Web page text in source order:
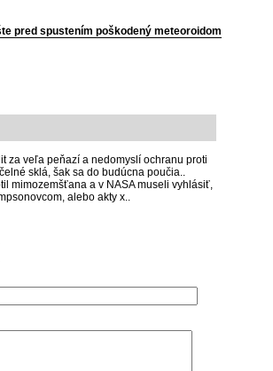
pred spustením poškodený meteoroidom
za veľa peňazí a nedomyslí ochranu proti
sklá, šak sa do budúcna poučia..
mimozemšťana a v NASA museli vyhlásiť,
alebo akty x..